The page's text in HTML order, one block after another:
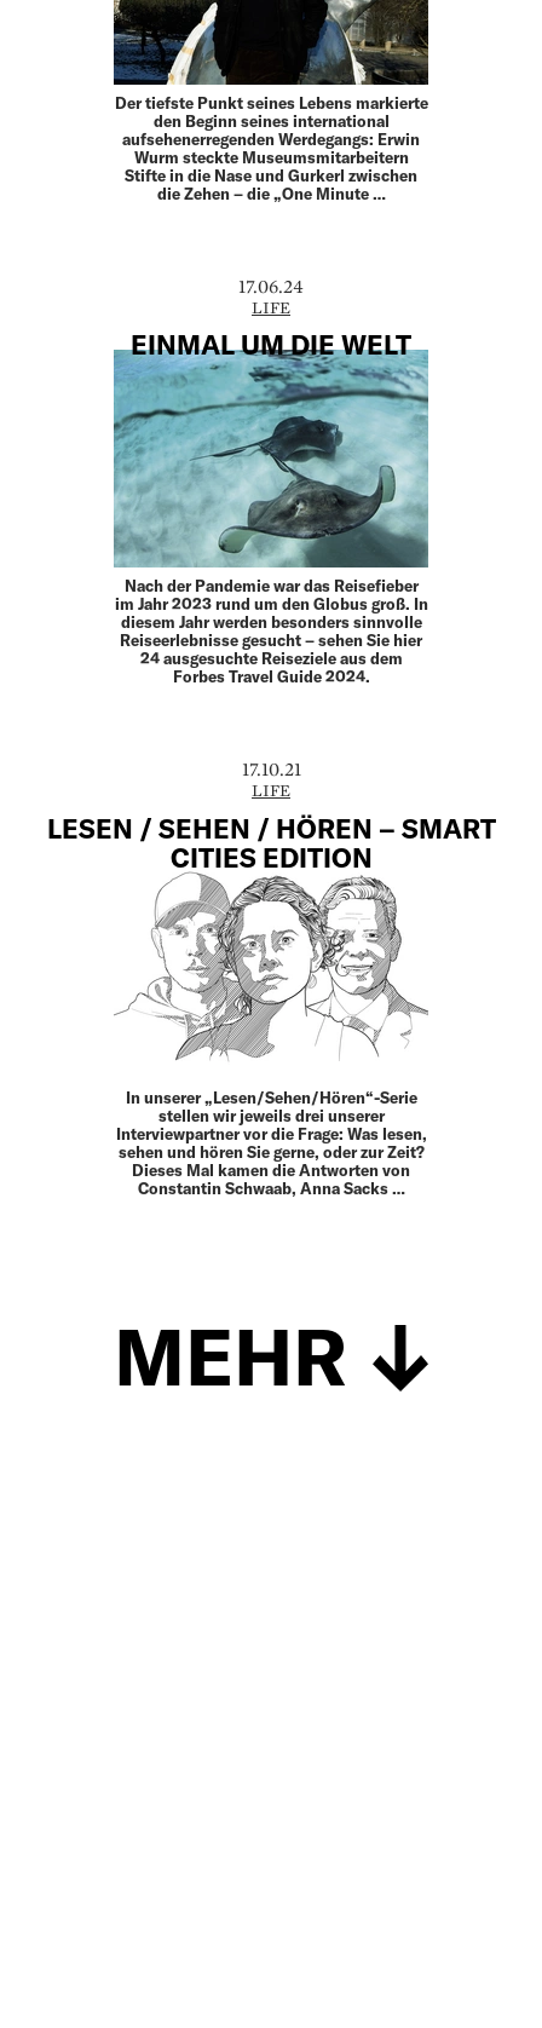
Der tiefste Punkt seines Lebens markierte
den Beginn seines international
aufsehenerregenden Werdegangs: Erwin
Wurm steckte Museumsmitarbeitern
Stifte in die Nase und Gurkerl zwischen
die Zehen – die „One Minute …
17.06.24
LIFE
EINMAL UM DIE WELT
Nach der Pandemie war das Reisefieber
im Jahr 2023 rund um den Globus groß. In
diesem Jahr werden besonders sinnvolle
Reiseerlebnisse gesucht – sehen Sie hier
24 ausgesuchte Reiseziele aus dem
Forbes Travel Guide 2024.
17.10.21
LIFE
LESEN / SEHEN / HÖREN – SMART
CITIES EDITION
In unserer „Lesen/Sehen/Hören“-Serie
stellen wir jeweils drei unserer
Interviewpartner vor die Frage: Was lesen,
sehen und hören Sie gerne, oder zur Zeit?
Dieses Mal kamen die Antworten von
Constantin Schwaab, Anna Sacks …
MEHR